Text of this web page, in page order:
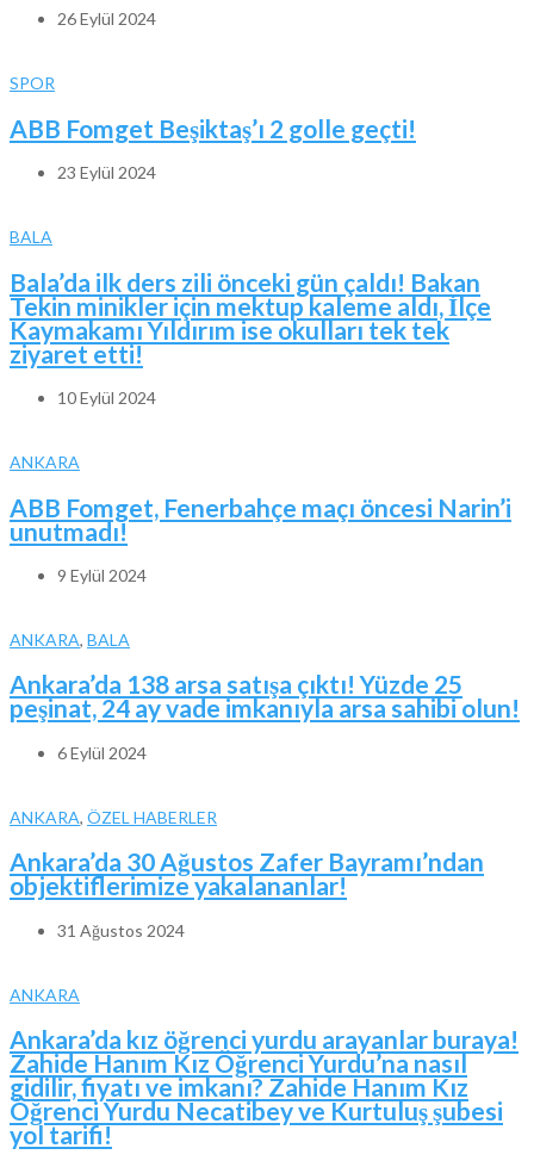
26 Eylül 2024
SPOR
ABB Fomget Beşiktaş’ı 2 golle geçti!
23 Eylül 2024
BALA
Bala’da ilk ders zili önceki gün çaldı! Bakan
Tekin minikler için mektup kaleme aldı, İlçe
Kaymakamı Yıldırım ise okulları tek tek
ziyaret etti!
10 Eylül 2024
ANKARA
ABB Fomget, Fenerbahçe maçı öncesi Narin’i
unutmadı!
9 Eylül 2024
ANKARA, BALA
Ankara’da 138 arsa satışa çıktı! Yüzde 25
peşinat, 24 ay vade imkanıyla arsa sahibi olun!
6 Eylül 2024
ANKARA, ÖZEL HABERLER
Ankara’da 30 Ağustos Zafer Bayramı’ndan
objektiflerimize yakalananlar!
31 Ağustos 2024
ANKARA
Ankara’da kız öğrenci yurdu arayanlar buraya!
Zahide Hanım Kız Öğrenci Yurdu’na nasıl
gidilir, fiyatı ve imkanı? Zahide Hanım Kız
Öğrenci Yurdu Necatibey ve Kurtuluş şubesi
yol tarifi!